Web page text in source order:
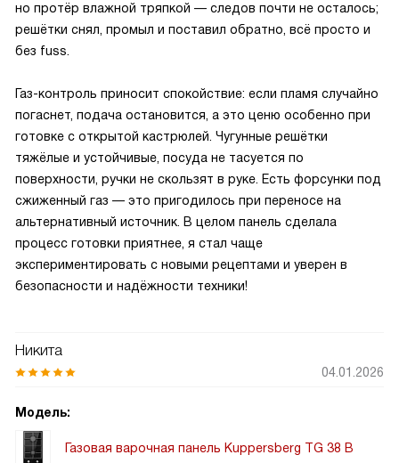
но протёр влажной тряпкой — следов почти не осталось;
решётки снял, промыл и поставил обратно, всё просто и
без fuss.
Газ-контроль приносит спокойствие: если пламя случайно
погаснет, подача остановится, а это ценю особенно при
готовке с открытой кастрюлей. Чугунные решётки
тяжёлые и устойчивые, посуда не тасуется по
поверхности, ручки не скользят в руке. Есть форсунки под
сжиженный газ — это пригодилось при переносе на
альтернативный источник. В целом панель сделала
процесс готовки приятнее, я стал чаще
экспериментировать с новыми рецептами и уверен в
безопасности и надёжности техники!
Никита
04.01.2026
Модель:
Газовая варочная панель Kuppersberg TG 38 B